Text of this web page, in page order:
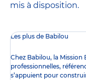
mis à disposition.
Les plus de Babilou
Chez Babilou, la Mission
professionnelles,
s’appuient pour